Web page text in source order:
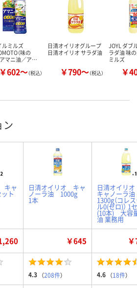
ルミルズ
（味の
マニ油／ア…
￥602～（税込）
日清オイリオグループ
日清オイリオ サラダ油
￥790～（税込）
JOYL ダブ
ラダ油 味
ミルズ
￥
ン
キャ
ト
日清オイリオ キャ
ノーラ油 1000g
1本
日清オイリ
キャノーラ油
1300g（コレ
ル0(ゼロ)） 1
(10本) 大容
油 業務用
￥645
4.3 （208件） 4.6 （18件）